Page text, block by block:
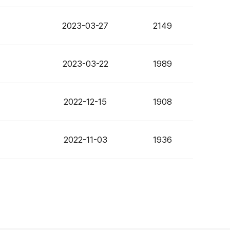
2023-03-27 2149
2023-03-22 1989
2022-12-15 1908
2022-11-03 1936